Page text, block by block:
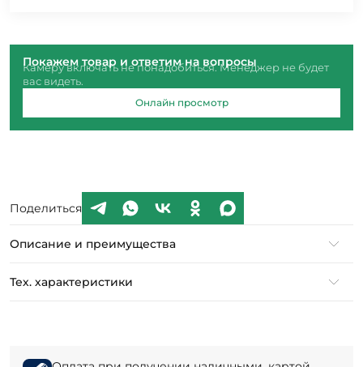
Покажем товар и ответим на вопросы
Камеру включать не понадобиться. Менеджер не будет
вас видеть.
Онлайн просмотр
Поделиться
Описание и преимущества
Тех. характеристики